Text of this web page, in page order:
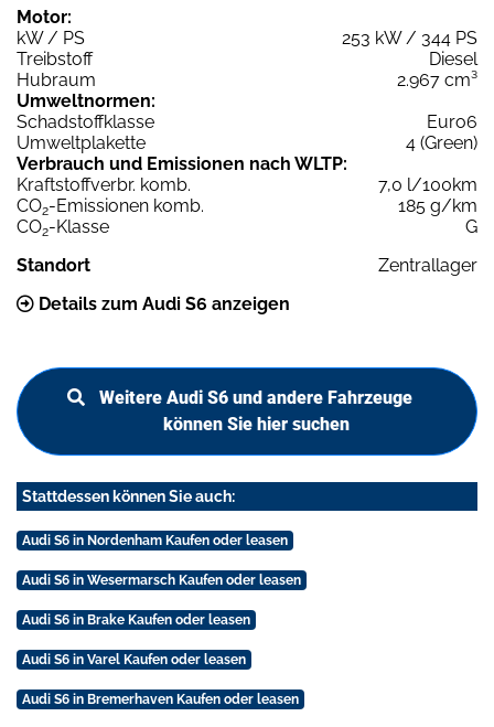
Motor:
kW / PS
253 kW / 344 PS
Treibstoff
Diesel
Hubraum
2.967 cm³
Umweltnormen:
Schadstoffklasse
Euro6
Umweltplakette
4 (Green)
Verbrauch und Emissionen nach WLTP:
Kraftstoffverbr. komb.
7,0 l/100km
CO2-Emissionen komb.
185 g/km
CO2-Klasse
G
Standort
Zentrallager
Details zum Audi S6 anzeigen
Weitere Audi S6 und andere Fahrzeuge
können Sie hier suchen
Stattdessen können Sie auch:
Audi S6 in Nordenham Kaufen oder leasen
Audi S6 in Wesermarsch Kaufen oder leasen
Audi S6 in Brake Kaufen oder leasen
Audi S6 in Varel Kaufen oder leasen
Audi S6 in Bremerhaven Kaufen oder leasen